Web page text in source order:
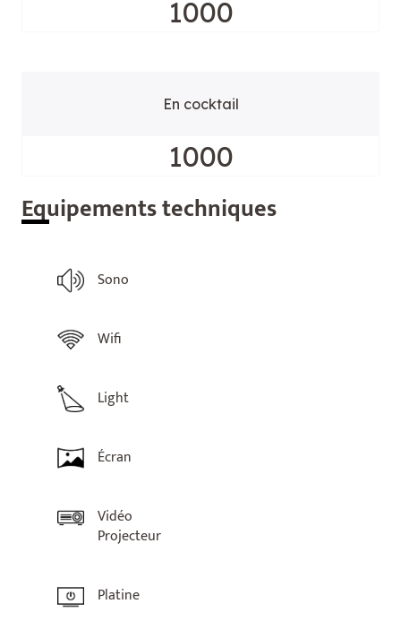
1000
En cocktail
1000
Equipements techniques
Sono
Wifi
Light
Écran
Vidéo
Projecteur
Platine